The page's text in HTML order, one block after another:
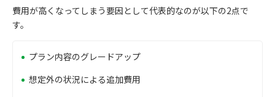
費用が高くなってしまう要因として代表的なのが以下の2点で
す。
プラン内容のグレードアップ
想定外の状況による追加費用